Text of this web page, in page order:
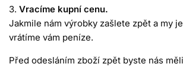
Vracíme kupní cenu.
Jakmile nám výrobky zašlete zpět a my
vrátíme vám peníze.
Před odesláním zboží zpět byste nás